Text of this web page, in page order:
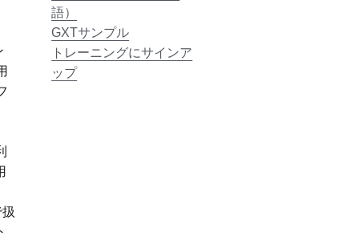
語）
GXTサンプル
トレーニングにサインア
ップ